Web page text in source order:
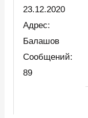
23.12.2020
Адрес:
Балашов
Сообщений:
89